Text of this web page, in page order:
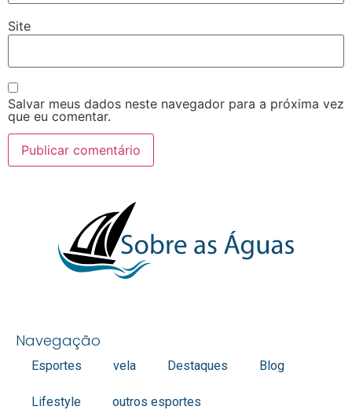
Site
Salvar meus dados neste navegador para a próxima vez
que eu comentar.
Navegação
Esportes vela Destaques Blog
Lifestyle outros esportes